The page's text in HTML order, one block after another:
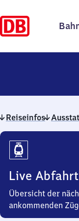
Reiseinfos
Reiseinfos
Live
Übersicht der
ankommenden